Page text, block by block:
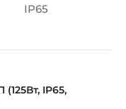
IP65
IP65,